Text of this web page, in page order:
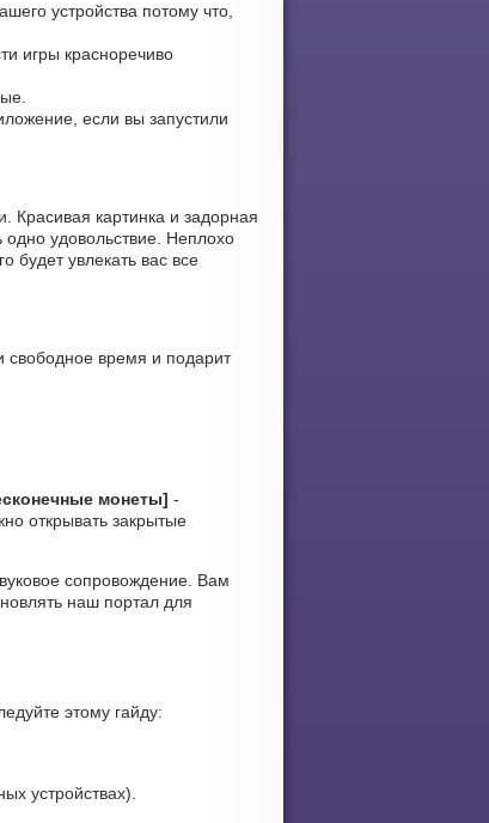
устройства потому что,
игры красноречиво
если вы запустили
Красивая картинка и задорная
удовольствие. Неплохо
будет увлекать вас все
свободное время и подарит
монеты] -
открывать закрытые
сопровождение. Вам
наш портал для
этому гайду:
устройствах).